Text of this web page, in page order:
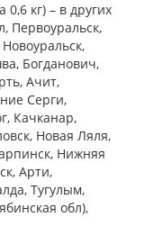
кг) – в других
Первоуральск,
Богданович,
Ачит,
Cерги,
Качканар,
Новая Ляля,
Нижняя
Арти,
Тугулым,
обл),